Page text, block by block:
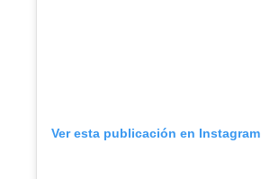
Ver esta publicación en Instagram